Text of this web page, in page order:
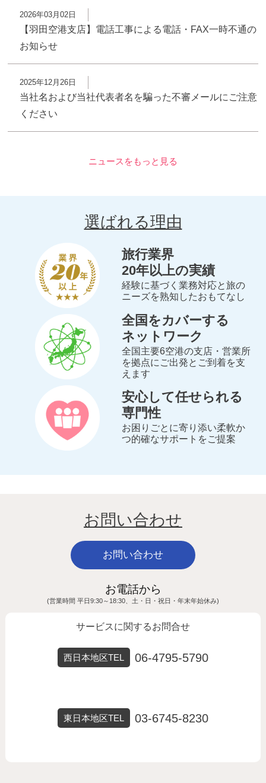
【羽田空港支店】電話工事による電話・FAX一時不通の
お知らせ
2026年03月02日
当社名および当社代表者名を騙った不審メールにご注意
ください
2025年12月26日
ニュースをもっと見る
選ばれる理由
旅行業界
20年以上の実績
経験に基づく業務対応と旅の
ニーズを熟知したおもてなし
全国をカバーする
ネットワーク
全国主要6空港の支店・営業所
を拠点にご出発とご到着を支
えます
安心して任せられる
専門性
お困りごとに寄り添い柔軟か
つ的確なサポートをご提案
お問い合わせ
お問い合わせ
お電話から
(営業時間 平日9:30～18:30、土・日・祝日・年末年始休み)
サービスに関するお問合せ
西日本地区TEL 06-4795-5790
東日本地区TEL 03-6745-8230